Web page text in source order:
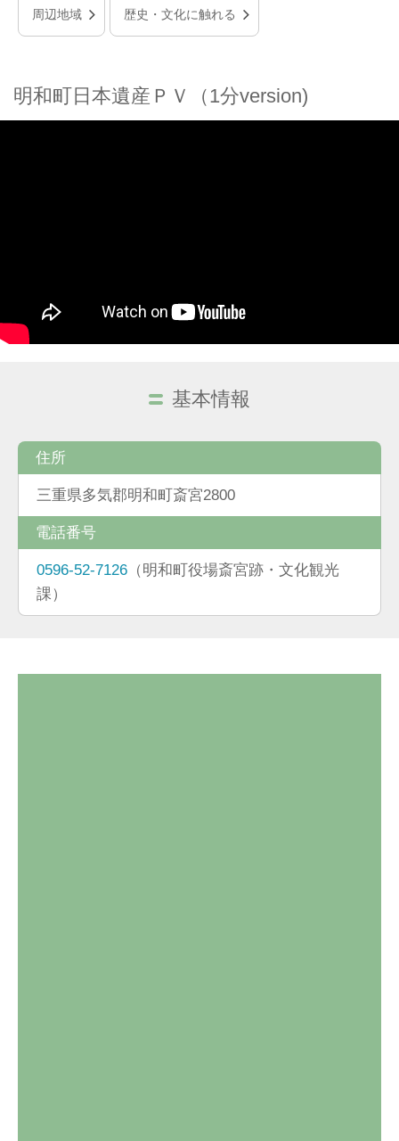
周辺地域 歴史・文化に触れる
明和町日本遺産ＰＶ（1分version)
基本情報
住所
三重県多気郡明和町斎宮2800
電話番号
0596-52-7126 （明和町役場斎宮跡・文化観光
課）